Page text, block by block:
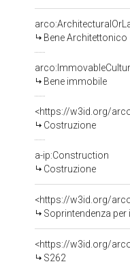
Bene
Bene immobile
<https://w3id.org/
Costruzione
a-ip:Construction
Costruzione
<https://w3id.org/
Soprintendenza per i
<https://w3id.org/
S262